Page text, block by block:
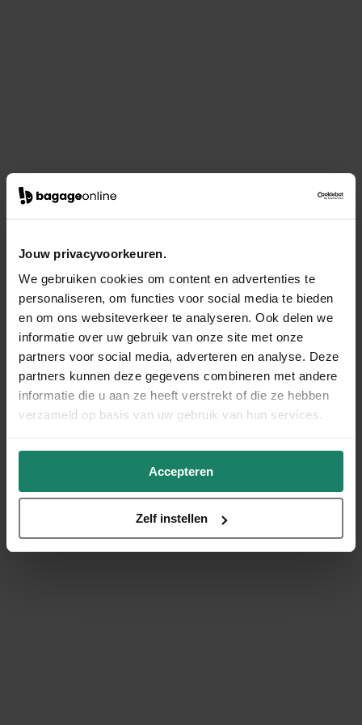
Jouw privacyvoorkeuren.
We gebruiken cookies om content en advertenties te
personaliseren, om functies voor social media te bieden
en om ons websiteverkeer te analyseren. Ook delen we
informatie over uw gebruik van onze site met onze
partners voor social media, adverteren en analyse. Deze
partners kunnen deze gegevens combineren met andere
informatie die u aan ze heeft verstrekt of die ze hebben
verzameld op basis van uw gebruik van hun services.
Accepteren
Zelf instellen